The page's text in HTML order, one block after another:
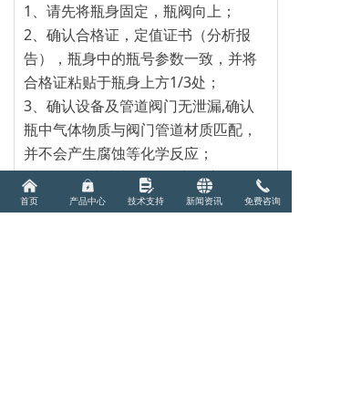
1、请先将瓶身固定，瓶阀向上；
2、确认合格证，定值证书（分析报
告），瓶身中的瓶号参数一致，并将
合格证粘贴于瓶身上方1/3处；
3、确认设备及管道阀门无泄漏,确认
瓶中气体物质与阀门管道材质匹配，
并不会产生腐蚀等化学反应；
4、确认压力表与气瓶压力最高限值匹
配；
낀
首页
낆
产品中心
넖
技术支持
뀁
新闻资讯
끅
免费咨询